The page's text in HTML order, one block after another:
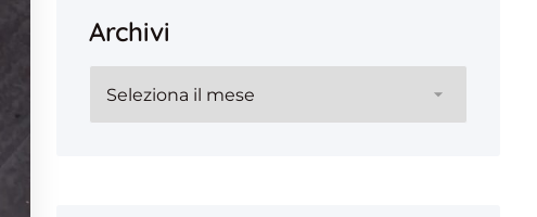
Archivi